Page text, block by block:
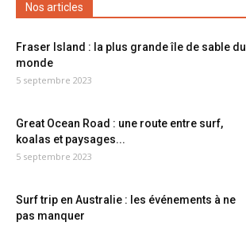
Nos articles
Fraser Island : la plus grande île de sable du
monde
5 septembre 2023
Great Ocean Road : une route entre surf,
koalas et paysages...
5 septembre 2023
Surf trip en Australie : les événements à ne
pas manquer